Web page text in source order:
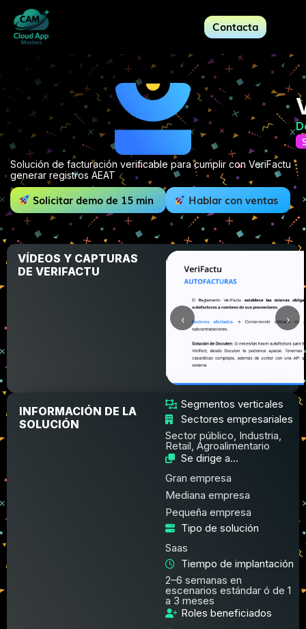
Contacta
Solución de facturación verificable para cumplir con VeriFactu
generar registros AEAT
Solicitar demo de 15 min Hablar con ventas
VÍDEOS Y CAPTURAS
DE VERIFACTU
‹ ›
INFORMACIÓN DE LA
SOLUCIÓN
Segmentos verticales
Sectores empresariales
Sector público, Industria,
Retail, Agroalimentario
Se dirige a...
Gran empresa
Mediana empresa
Pequeña empresa
Tipo de solución
Saas
Tiempo de implantación
2–6 semanas en
escenarios estándar ó de 1
a 3 meses
Roles beneficiados